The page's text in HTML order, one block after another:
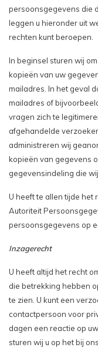
persoonsgegevens die
leggen u hieronder uit
rechten kunt beroepen.
In beginsel sturen wij
kopieën van uw
mailadres. In het geval
mailadres of
vragen zich te
afgehandelde
administreren wij
kopieën van gegevens
gegevensindeling die
U heeft te allen tijde het
Autoriteit
persoonsgegevens op
Inzagerecht
U heeft altijd het recht
die betrekking hebben
te zien. U kunt een
contactpersoon voor
dagen een reactie op
sturen wij u op het bij